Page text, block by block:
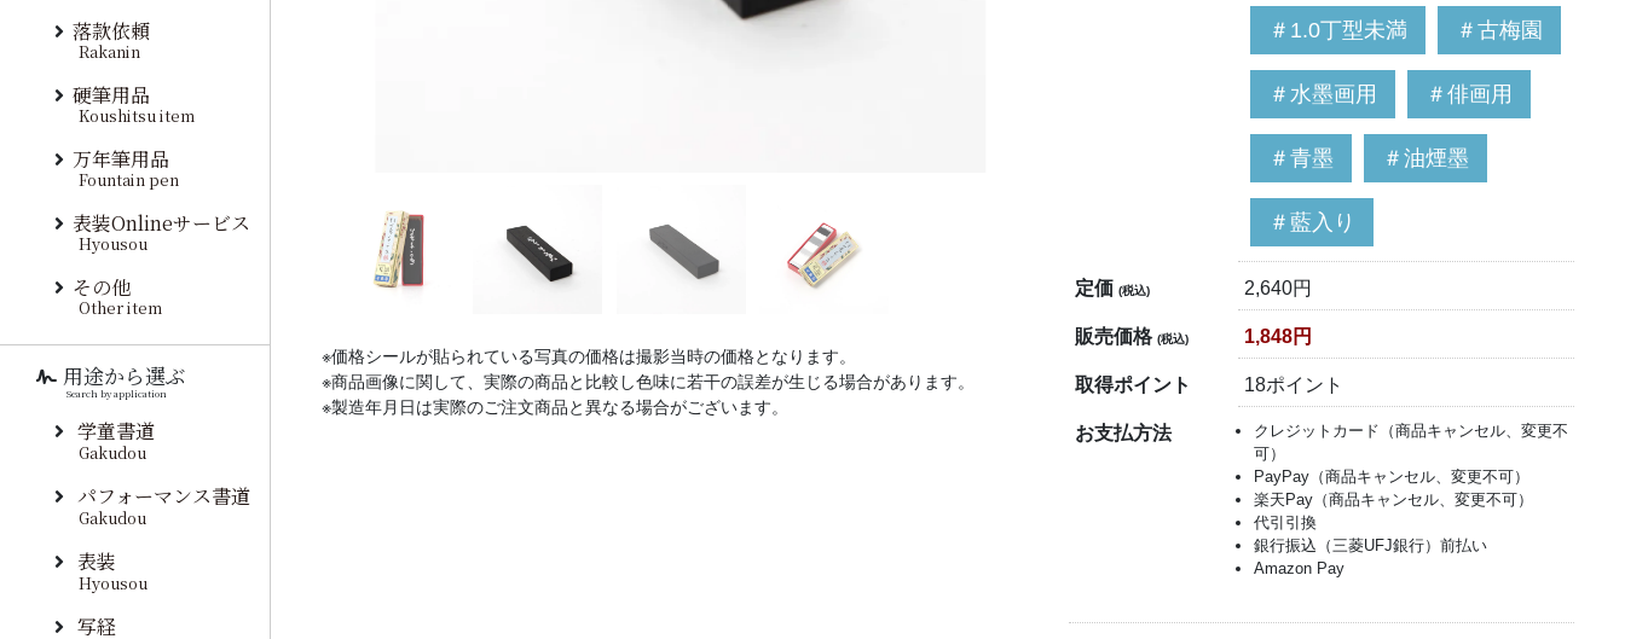
※価格シールが貼られている写真の価格は撮影当時の価格となります。
※商品画像に関して、実際の商品と比較し色味に若干の誤差が生じる場合があります。
※製造年月日は実際のご注文商品と異なる場合がございます。
＃1.0丁型未満 ＃古梅園
＃水墨画用 ＃俳画用
＃青墨 ＃油煙墨
＃藍入り
定価(税込) 2,640円
販売価格(税込) 1,848円
取得ポイント 18ポイント
お支払方法
クレジットカード（商品キャンセル、変更不
可）
PayPay（商品キャンセル、変更不可）
楽天Pay（商品キャンセル、変更不可）
代引引換
銀行振込（三菱UFJ銀行）前払い
Amazon Pay
落款依頼
Rakanin
硬筆用品
Koushitsu item
万年筆用品
Fountain pen
表装Onlineサービス
Hyousou
その他
Other item
用途から選ぶ
Search by application
学童書道
Gakudou
パフォーマンス書道
Gakudou
表装
Hyousou
写経